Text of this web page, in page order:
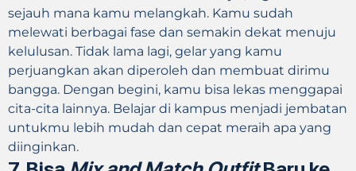
sejauh mana kamu melangkah. Kamu sudah
melewati berbagai fase dan semakin dekat menuju
kelulusan. Tidak lama lagi, gelar yang kamu
perjuangkan akan diperoleh dan membuat dirimu
bangga. Dengan begini, kamu bisa lekas menggapai
cita-cita lainnya. Belajar di kampus menjadi jembatan
untukmu lebih mudah dan cepat meraih apa yang
diinginkan.